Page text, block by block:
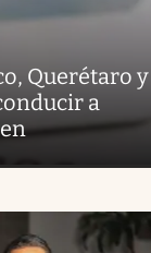
Querétaro y
a